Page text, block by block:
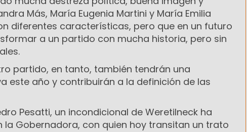
Más, María Eugenia Martini y María Emilia
diferentes características, pero que en un futuro
a un partido con mucha historia, pero sin
partido, en tanto, también tendrán una
este año y contribuirán a la definición de las
Pesatti, un incondicional de Weretilneck ha
la Gobernadora, con quien hoy transitan un trato